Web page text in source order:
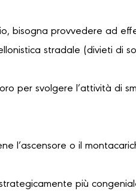
bisogna provvedere ad
stradale (divieti di
per svolgere l’attività di
l’ascensore o il
più